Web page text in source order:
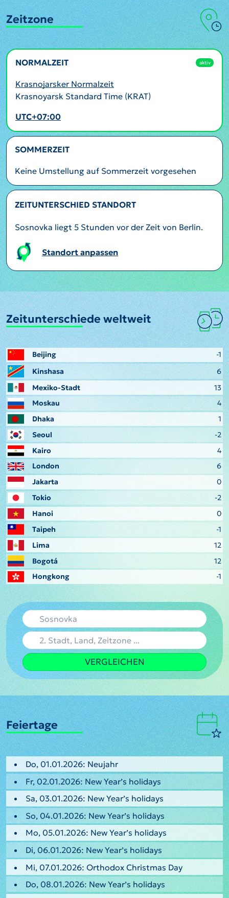
Zeitzone
NORMALZEIT aktiv
Krasnojarsker Normalzeit
Krasnoyarsk Standard Time (KRAT)
UTC+07:00
SOMMERZEIT
Keine Umstellung auf Sommerzeit vorgesehen
ZEITUNTERSCHIED STANDORT
Sosnovka liegt 5 Stunden vor der Zeit von Berlin.
Standort anpassen
Zeitunterschiede weltweit
Beijing
-1
Kinshasa
6
Mexiko-Stadt
13
Moskau
4
Dhaka
1
Seoul
-2
Kairo
4
London
6
Jakarta
0
Tokio
-2
Hanoi
0
Taipeh
-1
Lima
12
Bogotá
12
Hongkong
-1
VERGLEICHEN
Feiertage
Do, 01.01.2026: Neujahr
Fr, 02.01.2026: New Year’s holidays
Sa, 03.01.2026: New Year’s holidays
So, 04.01.2026: New Year’s holidays
Mo, 05.01.2026: New Year’s holidays
Di, 06.01.2026: New Year’s holidays
Mi, 07.01.2026: Orthodox Christmas Day
Do, 08.01.2026: New Year’s holidays